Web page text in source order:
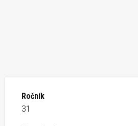
Ročník
31